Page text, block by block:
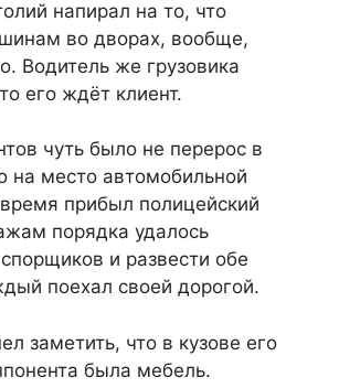
напирал на то, что
во дворах, вообще,
Водитель же грузовика
его ждёт клиент.
чуть было не перерос в
на место автомобильной
прибыл полицейский
порядка удалось
и развести обе
поехал своей дорогой.
заметить, что в кузове его
была мебель.